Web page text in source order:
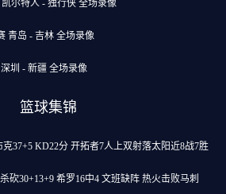
尔特人 - 独行侠 全场录像
青岛 - 吉林 全场录像
圳 - 新疆 全场录像
篮球集锦
克37+5 KD22分 开拓者7人上双射落太阳近8战7胜
砍30+13+9 希罗16中4 文班缺阵 热火击败马刺